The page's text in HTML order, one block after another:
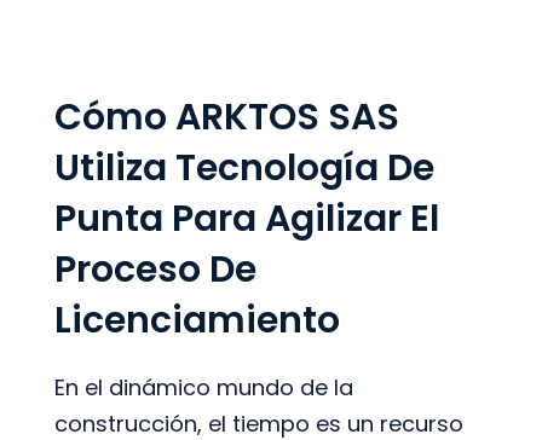
Cómo ARKTOS SAS
Utiliza Tecnología De
Punta Para Agilizar El
Proceso De
Licenciamiento
En el dinámico mundo de la
construcción, el tiempo es un recurso